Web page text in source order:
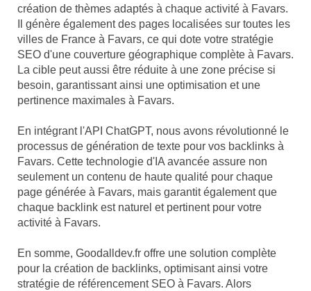
création de thèmes adaptés à chaque activité à Favars.
Il génère également des pages localisées sur toutes les
villes de France à Favars, ce qui dote votre stratégie
SEO d'une couverture géographique complète à Favars.
La cible peut aussi être réduite à une zone précise si
besoin, garantissant ainsi une optimisation et une
pertinence maximales à Favars.
En intégrant l'API ChatGPT, nous avons révolutionné le
processus de génération de texte pour vos backlinks à
Favars. Cette technologie d'IA avancée assure non
seulement un contenu de haute qualité pour chaque
page générée à Favars, mais garantit également que
chaque backlink est naturel et pertinent pour votre
activité à Favars.
En somme, Goodalldev.fr offre une solution complète
pour la création de backlinks, optimisant ainsi votre
stratégie de référencement SEO à Favars. Alors